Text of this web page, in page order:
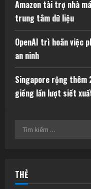
Amazon tài trợ nhà
trung tâm dữ liệu
OpenAI trì hoãn việc
an ninh
Singapore rộng thêm
giềng lần lượt siết
Tìm
THẺ